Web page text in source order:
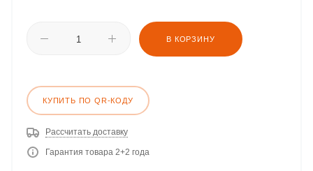
В КОРЗИНУ
КУПИТЬ ПО QR-КОДУ
Рассчитать доставку
Гарантия товара 2+2 года